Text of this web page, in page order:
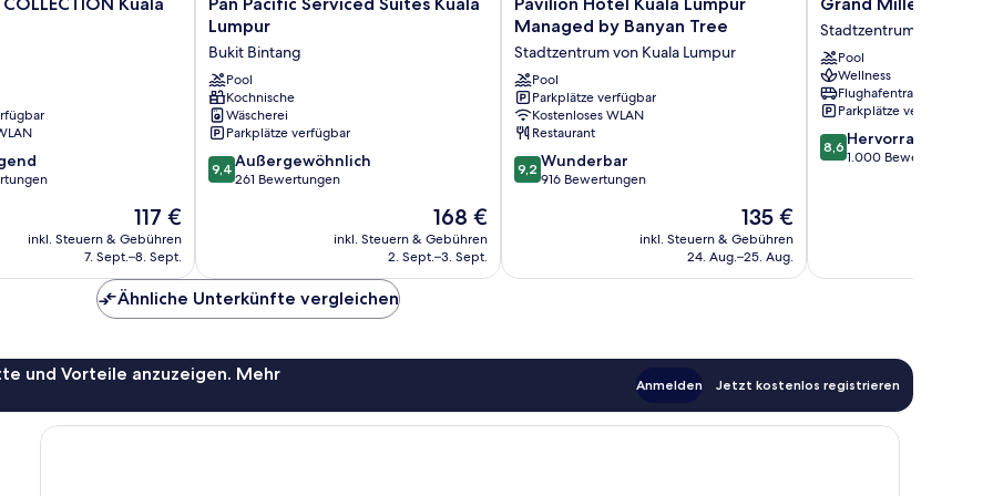
Der
Preis
beträgt
117 €
inkl. Steuern & Gebühren
7. Sept.–8. Sept.
Pacific
Serviced
Suites
Kuala
Lumpur
Bukit
Bintang
Lumpur
Bukit Bintang
Pool
Kochnische
Wäscherei
Parkplätze verfügbar
9.4
von
9,4 Außergewöhnlich
261 Bewertungen
Der
Preis
beträgt
168 €
inkl. Steuern & Gebühren
2. Sept.–3. Sept.
Hotel
Lumpur
Managed
by
Banyan
Tree
Stadtzentrum
von
Managed by Banyan Tree
Stadtzentrum von Kuala Lumpur
Pool
Parkplätze verfügbar
Kostenloses WLAN
Restaurant
9.2
von
9,2 Wunderbar
916 Bewertungen
Der
Preis
beträgt
135 €
inkl. Steuern & Gebühren
24. Aug.–25. Aug.
Millennium
Kuala
Lumpur
Stadtzentrum
von
Kuala
Lumpur
Stadtzentrum von Kuala
Pool
Wellness
Flughafentransfer
Parkplätze verfügbar
8.6
von
8,6 Hervorragend
1.000 Bewertungen
Ähnliche Unterkünfte vergleichen
und Vorteile anzuzeigen. Mehr
Anmelden Jetzt kostenlos registrieren